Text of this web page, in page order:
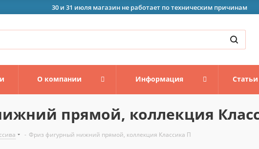
30 и 31 июля магазин не работает по техническим причинам
О компании Информация Статьи
прямой, коллекция
- Фриз фигурный нижний прямой, коллекция Классика П